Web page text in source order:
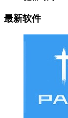
最新软件